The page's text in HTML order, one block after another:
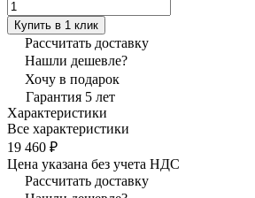
Купить в 1 клик
Рассчитать доставку
Нашли дешевле?
Хочу в подарок
Гарантия 5 лет
Характеристики
Все характеристики
19 460 ₽
Цена указана без учета НДС
Рассчитать доставку